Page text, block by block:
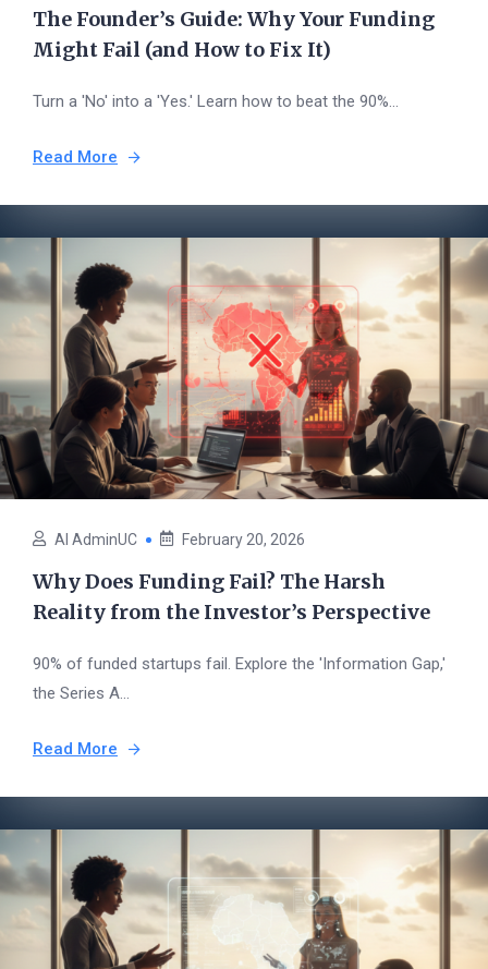
The Founder’s Guide: Why Your Funding
Might Fail (and How to Fix It)
Turn a 'No' into a 'Yes.' Learn how to beat the 90%...
Read More
AI AdminUC February 20, 2026
Why Does Funding Fail? The Harsh
Reality from the Investor’s Perspective
90% of funded startups fail. Explore the 'Information Gap,'
the Series A...
Read More